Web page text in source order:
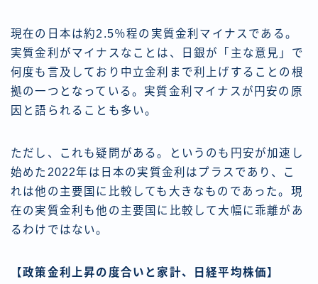
現在の日本は約2.5％程の実質金利マイナスである。
実質金利がマイナスなことは、日銀が「主な意見」で
何度も言及しており中立金利まで利上げすることの根
拠の一つとなっている。実質金利マイナスが円安の原
因と語られることも多い。
ただし、これも疑問がある。というのも円安が加速し
始めた2022年は日本の実質金利はプラスであり、こ
れは他の主要国に比較しても大きなものであった。現
在の実質金利も他の主要国に比較して大幅に乖離があ
るわけではない。
【政策金利上昇の度合いと家計、日経平均株価】